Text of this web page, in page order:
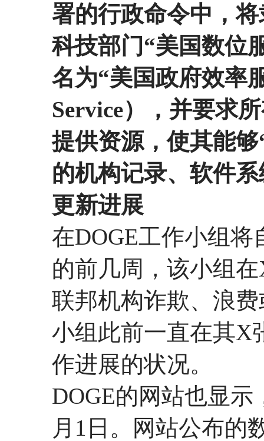
署的行政命令中，
科技部门“美国数位
名为“美国政府效率
Service），并要求
提供资源，使其能
的机构记录、软件
更新进展
在DOGE工作小组
的前几周，该小组
联邦机构诈欺、浪
小组此前一直在其X
作进展的状况。
DOGE的网站也显示
月1日。网站公布的